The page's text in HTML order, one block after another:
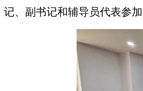
记、副书记和辅导员代表参加